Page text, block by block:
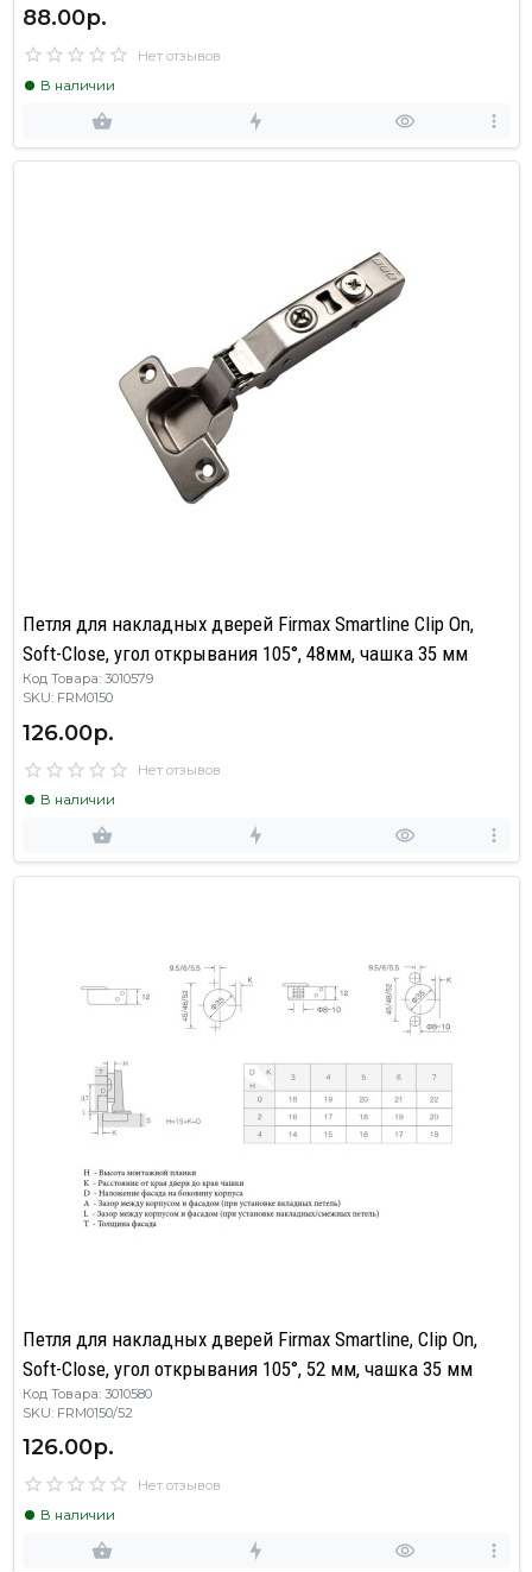
88.00р.
Нет отзывов
В наличии
Петля для накладных дверей Firmax Smartline Clip On,
Soft-Close, угол открывания 105°, 48мм, чашка 35 мм
Код Товара: 3010579
SKU: FRM0150
126.00р.
Нет отзывов
В наличии
Петля для накладных дверей Firmax Smartline, Clip On,
Soft-Close, угол открывания 105°, 52 мм, чашка 35 мм
Код Товара: 3010580
SKU: FRM0150/52
126.00р.
Нет отзывов
В наличии